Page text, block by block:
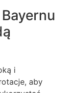
i
aby